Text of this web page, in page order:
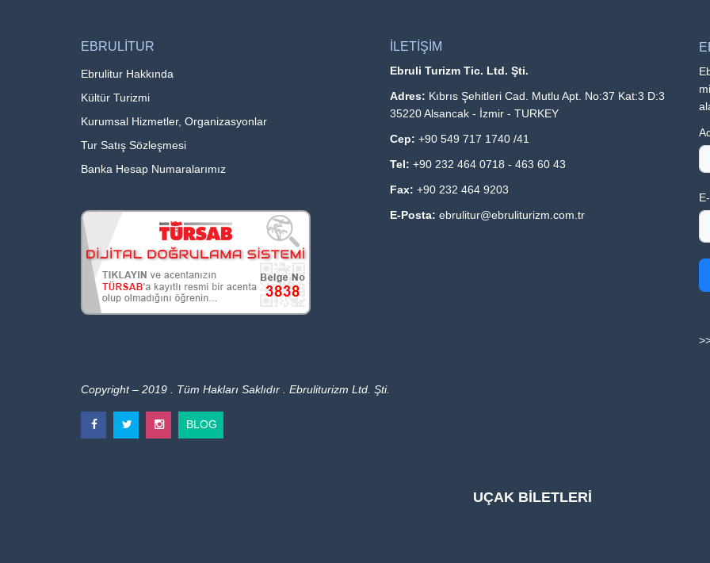
EBRULİTUR
Ebrulitur Hakkında
Kültür Turizmi
Kurumsal Hizmetler, Organizasyonlar
Tur Satış Sözleşmesi
Banka Hesap Numaralarımız
İLETİŞİM
Ebruli Turizm Tic. Ltd. Şti.
Adres: Kıbrıs Şehitleri Cad. Mutlu Apt. No:37 Kat:3 D:3
35220 Alsancak - İzmir - TURKEY
Cep: +90 549 717 1740 /41
Tel: +90 232 464 0718 - 463 60 43
Fax: +90 232 464 9203
E-Posta: ebrulitur@ebruliturizm.com.tr
Copyright – 2019 . Tüm Hakları Saklıdır . Ebruliturizm Ltd. Şti.
BLOG
UÇAK BİLETLERİ